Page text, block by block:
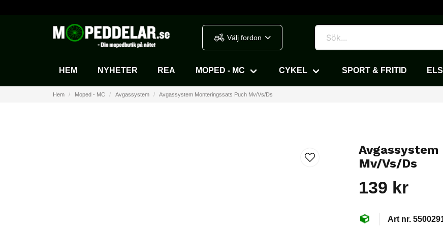
Välj fordon
HEM NYHETER REA MOPED - MC CYKEL SPORT & FRITID
Hem Moped - MC Avgassystem Avgassystem Monteringssats Puch Mv/Vs/Ds
Mv/Vs/Ds
139 kr